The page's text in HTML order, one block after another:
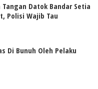
Datok Bandar Setia
Polisi Wajib Tau
Di Bunuh Oleh Pelaku